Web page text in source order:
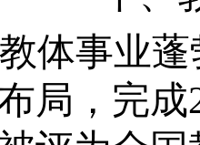
体事业蓬
局，完成